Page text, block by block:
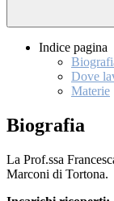
Indice pagina
Dove
Materie
Biografia
La Prof.ssa
Marconi di Tortona.